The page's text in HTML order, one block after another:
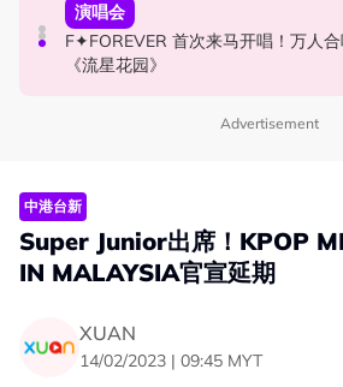
国际星闻
CORTIS MARTIN一开口就沦陷！深
获网友狂赞！
国际星闻
张员瑛频陷耍大牌争议！首度吐心声
面！
演唱会
F✦FOREVER 首次来马开唱！万人
《流星花园》
Advertisement
中港台新
Super Junior出席！KPOP
IN MALAYSIA官宣延期
XUAN
14/02/2023 | 09:45 MYT